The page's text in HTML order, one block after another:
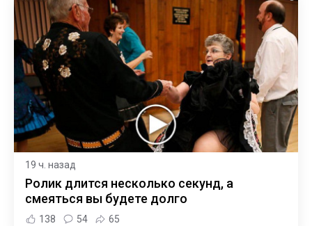
19 ч. назад
Ролик длится несколько секунд, а
смеяться вы будете долго
138 54 65